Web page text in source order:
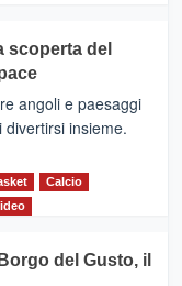
scoperta del
angoli e paesaggi
insieme.
Calcio
del Gusto, il